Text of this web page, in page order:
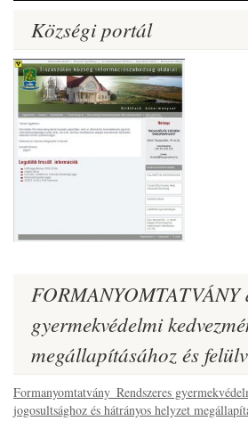
Községi portál
FORMANYOMTATVÁNY
gyermekvédelmi
megállapításához és
Formanyomtatvány_Rendszeres
jogosultsághoz és hátrányos helyzet